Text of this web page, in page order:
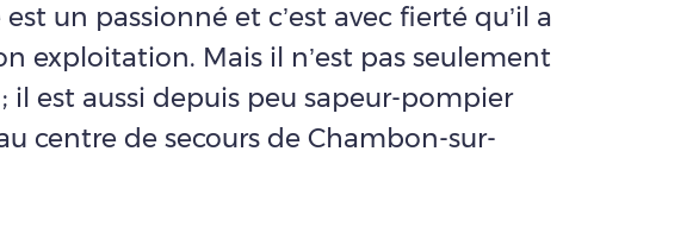
un passionné et c’est avec fierté qu’il a
exploitation. Mais il n’est pas seulement
il est aussi depuis peu sapeur-pompier
centre de secours de Chambon-sur-